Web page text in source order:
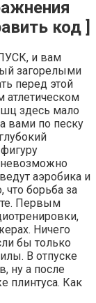
код ]
и вам
загорелыми
перед этой
атлетическом
здесь мало
вами по песку
невозможно
аэробика и
что борьба за
Первым
Ничего
бы только
В отпуске
ну а после
плинтуса. Как